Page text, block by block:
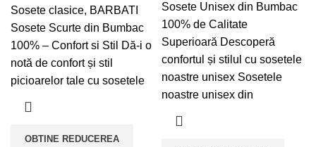
Sosete clasice, BARBATI
Sosete Scurte din Bumbac
100% – Confort si Stil Dă-i o
notă de confort și stil
picioarelor tale cu sosetele
OBTINE REDUCEREA
Sosete Unisex din Bumbac
100% de Calitate
Superioară Descoperă
confortul și stilul cu sosetele
noastre unisex Sosetele
noastre unisex din